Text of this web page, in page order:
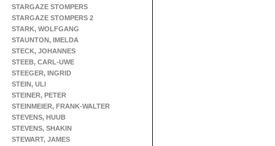
STARGAZE STOMPERS
STARGAZE STOMPERS 2
STARK, WOLFGANG
STAUNTON, IMELDA
STECK, JOHANNES
STEEB, CARL-UWE
STEEGER, INGRID
STEIN, ULI
STEINER, PETER
STEINMEIER, FRANK-WALTER
STEVENS, HUUB
STEVENS, SHAKIN
STEWART, JAMES